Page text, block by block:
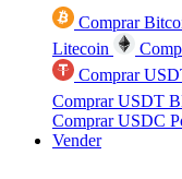
Comprar
Litecoin
Comprar
Comprar USDT
Comprar USDC
Vender